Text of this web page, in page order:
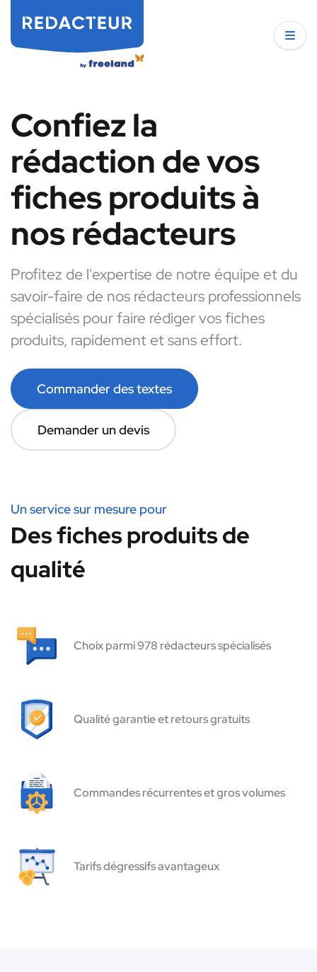
Confiez la
rédaction de vos
fiches produits à
nos rédacteurs
Profitez de l'expertise de notre équipe et du
savoir-faire de nos rédacteurs professionnels
spécialisés pour faire rédiger vos fiches
produits, rapidement et sans effort.
Commander des textes
Demander un devis
Un service sur mesure pour
Des fiches produits de
qualité
Choix parmi 978 rédacteurs spécialisés
Qualité garantie et retours gratuits
Commandes récurrentes et gros volumes
Tarifs dégressifs avantageux